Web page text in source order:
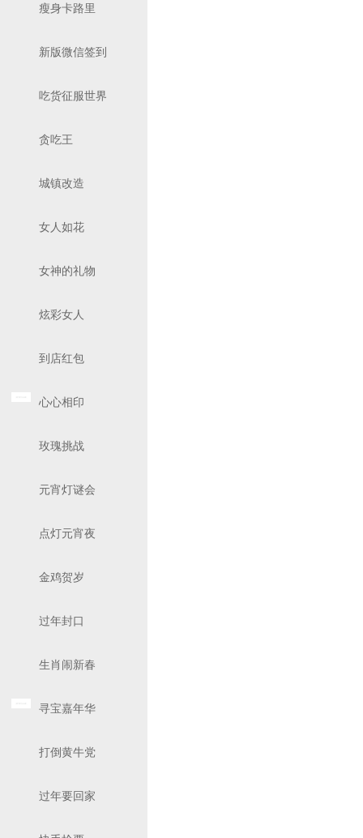
瘦身卡路里
新版微信签到
吃货征服世界
贪吃王
城镇改造
女人如花
女神的礼物
炫彩女人
到店红包
心心相印
玫瑰挑战
元宵灯谜会
点灯元宵夜
金鸡贺岁
过年封口
生肖闹新春
寻宝嘉年华
打倒黄牛党
过年要回家